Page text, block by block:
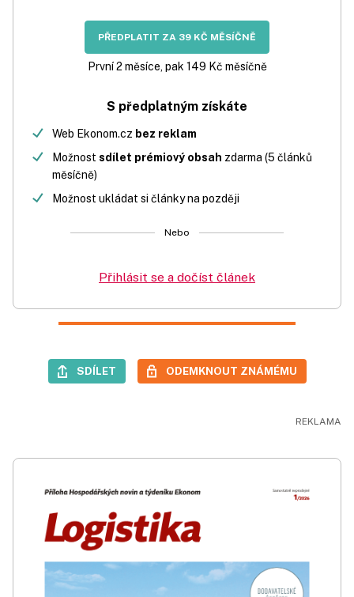
PŘEDPLATIT ZA 39 KČ MĚSÍČNĚ
První 2 měsíce, pak 149 Kč měsíčně
S předplatným získáte
Web Ekonom.cz bez reklam
Možnost sdílet prémiový obsah zdarma (5 článků
měsíčně)
Možnost ukládat si články na později
Nebo
Přihlásit se a dočíst článek
SDÍLET ODEMKNOUT ZNÁMÉMU